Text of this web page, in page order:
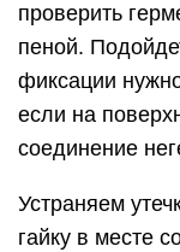
проверить
пеной.
фиксации
если на
соединение
Устраняем
гайку в месте